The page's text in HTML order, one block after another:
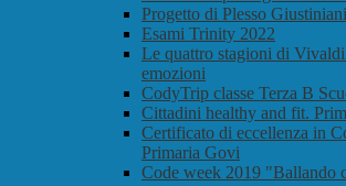
Progetto di Plesso
Esami Trinity 2022
Le quattro stagioni di
emozioni
CodyTrip classe Terza B
Cittadini healthy and fit.
Certificato di eccellenza in
Primaria Govi
Code week 2019 "Ballando